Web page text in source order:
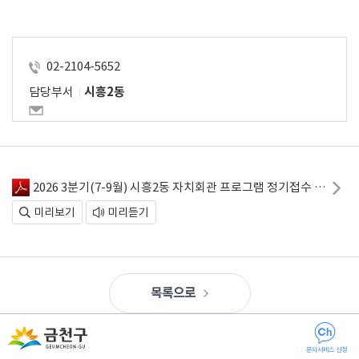
문자서비스 신청
02-2104-5652
담당부서
시흥2동
2026 3분기(7-9월) 시흥2동 자치회관 프로그램 정기접수 안내.pdf
미리보기 미리듣기
목록으로